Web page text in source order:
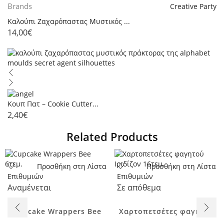
Brands
Creative Party
Καλούπι Ζαχαρόπαστας Μυστικός ...
14,00€
Κουπ Πατ – Cookie Cutter...
2,40€
Related Products
Προσθήκη στη Λίστα
Επιθυμιών
Αναμένεται
Cupcake Wrappers Bee
Προσθήκη στη Λίστα
Επιθυμιών
Σε απόθεμα
Χαρτοπετσέτες φαγητού